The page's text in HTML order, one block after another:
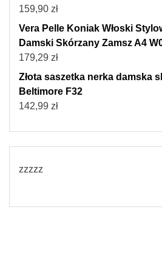
159,90 zł
Vera Pelle Koniak Włoski
Damski Skórzany Zamsz A4
179,29 zł
Złota saszetka nerka damska
Beltimore F32
142,99 zł
zzzzz